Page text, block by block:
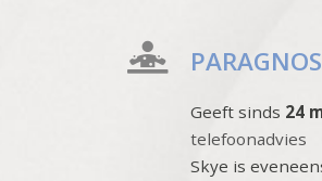
Geeft sinds 24
telefoonadvies
Skye is